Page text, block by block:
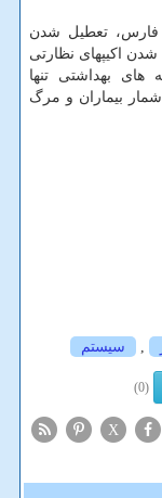
فارس، تعطیل شدن
اکیپهای نظارتی
بهداشتی تنها
بیماران و مرگ
, سیستم
(0)
X